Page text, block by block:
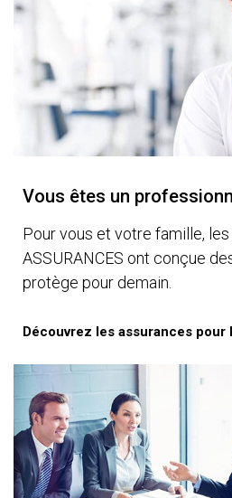
Vous êtes un
Pour vous et votre famille,
ASSURANCES ont conçue
protège pour demain.
Découvrez les assurances